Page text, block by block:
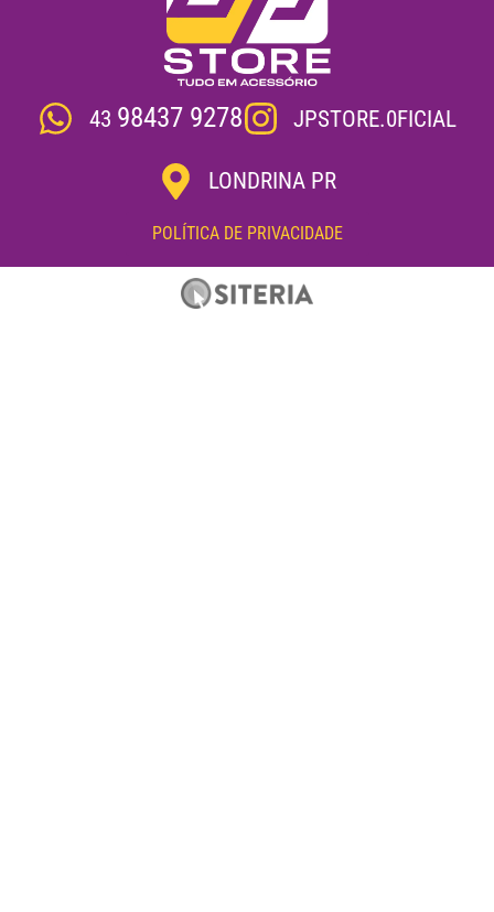
43 98437 9278 JPSTORE.0FICIAL
LONDRINA PR
POLÍTICA DE PRIVACIDADE